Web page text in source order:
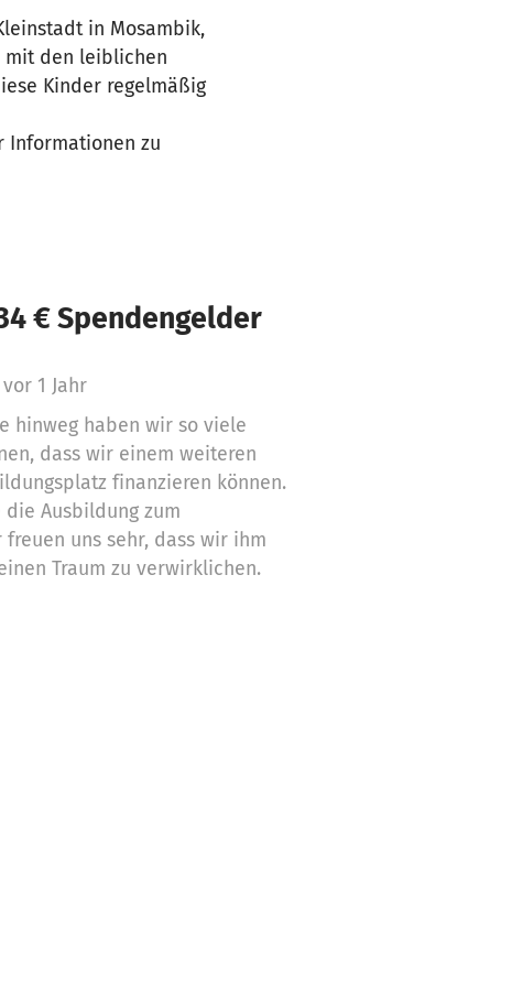
in Mosambik,
mit den leiblichen
Kinder regelmäßig
Informationen zu
€ Spendengelder
vor 1 Jahr
hinweg haben wir so viele
dass wir einem weiteren
finanzieren können.
die Ausbildung zum
uns sehr, dass wir ihm
Traum zu verwirklichen.